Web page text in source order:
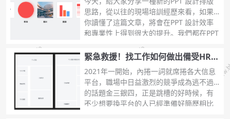
思路，從以往的現場培訓經歷來看，如果
你讀懂了這篇文章，將會在PPT 設計效率
和專業性上得到很大的提升。我們都在PPT
發現到頭
...
緊急救援！找工作如何做出備受HR青
睞的PPT簡歷
2021年一開始，內捲一詞就席捲各大信息
平台，職場中日益激烈的競爭成為逃不過
的話題金三銀四，正是跳槽的好時候，有
不少想要換平台的人已經準備好簡歷相比
...